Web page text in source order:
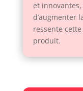
et
d’augmenter
ressente
produit.